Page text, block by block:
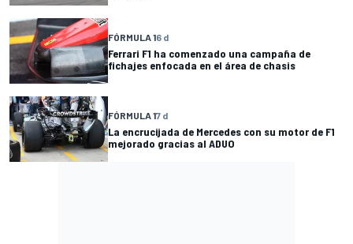
FÓRMULA 16 d
Ferrari F1 ha comenzado una campaña de
fichajes enfocada en el área de chasis
FÓRMULA 17 d
La encrucijada de Mercedes con su motor de F1
mejorado gracias al ADUO